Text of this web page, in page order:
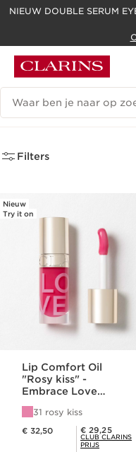
DOORGAAN NAAR
NIEUW DOUBLE SERUM
Zoekgeschiedenis
Love
Filters
Nieuw
Try it on
Lip Comfort Oil
"Rosy kiss" -
Embrace Love
31 rosy kiss
€ 32,50 Club Clarins Prijs € 29,25
€ 29,25
CLUB CLARINS
PRIJS